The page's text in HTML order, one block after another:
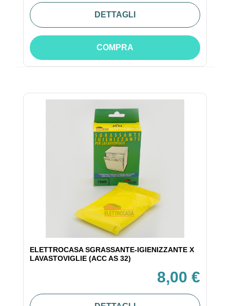
DETTAGLI
COMPRA
ELETTROCASA SGRASSANTE-IGIENIZZANTE X
LAVASTOVIGLIE (ACC AS 32)
8,00 €